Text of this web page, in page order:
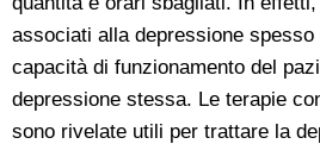
associati alla depressione spesso
capacità di funzionamento del
depressione stessa. Le terapie
sono rivelate utili per trattare la